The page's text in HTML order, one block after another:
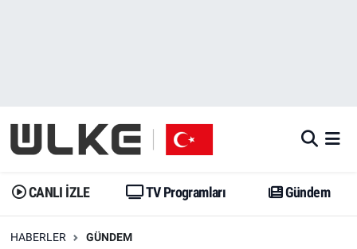
CANLI İZLE TV Programları Gündem
HABERLER GÜNDEM
Gündem
Dünya
Gündem
Trend
İstanbul Namaz Vakitleri
Trafik Durumu